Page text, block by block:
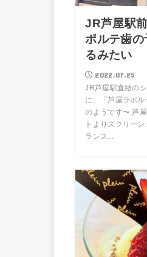
JR芦屋駅
ポルテ歯の
るみたい
2022.07.25
JR芦屋駅直結の
に、「芦屋ラポ
のようです〜 芦
トよりスクリー
ランス...